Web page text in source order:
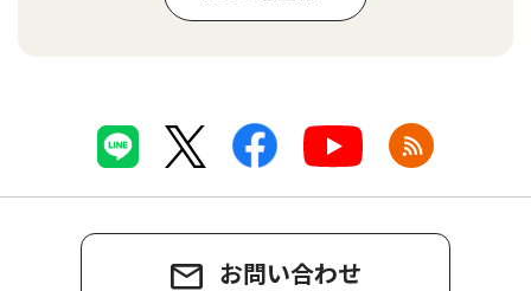
お問い合わせ